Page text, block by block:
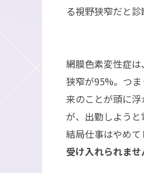
る視野狭窄だと診
網膜色素変性症
狭窄が95%。つ
来のことが頭に
が、出勤しようと
結局仕事はやめて
受け入れられませ